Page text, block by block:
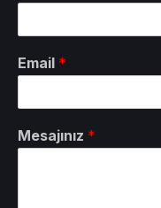
Email *
Mesajınız *